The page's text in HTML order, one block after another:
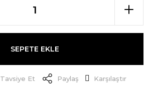
SEPETE EKLE
Tavsiye Et Paylaş Karşılaştır